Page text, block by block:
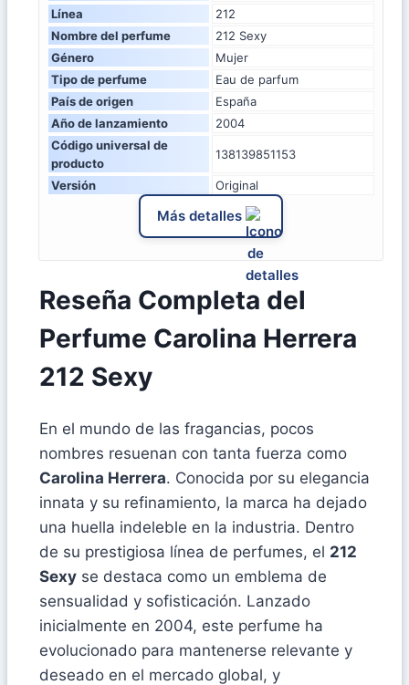
Línea
212
Nombre del perfume
212 Sexy
Género
Mujer
Tipo de perfume
Eau de parfum
País de origen
España
Año de lanzamiento
2004
Código universal de
producto
138139851153
Versión Original
Más detalles
Reseña Completa del
Perfume Carolina Herrera
212 Sexy
En el mundo de las fragancias, pocos
nombres resuenan con tanta fuerza como
Carolina Herrera. Conocida por su elegancia
innata y su refinamiento, la marca ha dejado
una huella indeleble en la industria. Dentro
de su prestigiosa línea de perfumes, el 212
Sexy se destaca como un emblema de
sensualidad y sofisticación. Lanzado
inicialmente en 2004, este perfume ha
evolucionado para mantenerse relevante y
deseado en el mercado global, y